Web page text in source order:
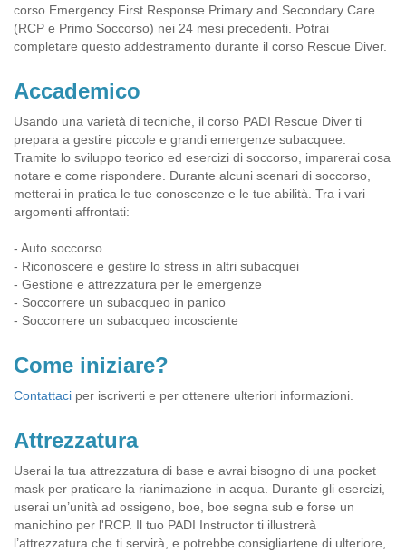
corso Emergency First Response Primary and Secondary Care
(RCP e Primo Soccorso) nei 24 mesi precedenti. Potrai
completare questo addestramento durante il corso Rescue Diver.
Accademico
Usando una varietà di tecniche, il corso PADI Rescue Diver ti
prepara a gestire piccole e grandi emergenze subacquee.
Tramite lo sviluppo teorico ed esercizi di soccorso, imparerai cosa
notare e come rispondere. Durante alcuni scenari di soccorso,
metterai in pratica le tue conoscenze e le tue abilità. Tra i vari
argomenti affrontati:
- Auto soccorso
- Riconoscere e gestire lo stress in altri subacquei
- Gestione e attrezzatura per le emergenze
- Soccorrere un subacqueo in panico
- Soccorrere un subacqueo incosciente
Come iniziare?
Contattaci per iscriverti e per ottenere ulteriori informazioni.
Attrezzatura
Userai la tua attrezzatura di base e avrai bisogno di una pocket
mask per praticare la rianimazione in acqua. Durante gli esercizi,
userai un’unità ad ossigeno, boe, boe segna sub e forse un
manichino per l'RCP. Il tuo PADI Instructor ti illustrerà
l’attrezzatura che ti servirà, e potrebbe consigliartene di ulteriore,